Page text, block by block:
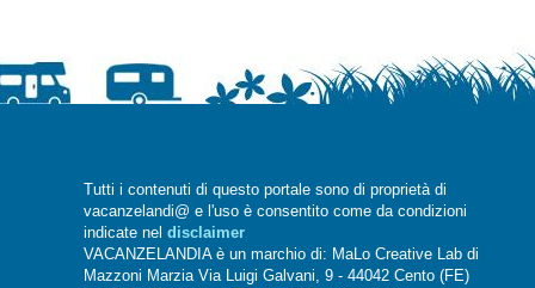
Tutti i contenuti di questo portale sono di proprietà di
vacanzelandi@ e l'uso è consentito come da condizioni
indicate nel disclaimer
VACANZELANDIA è un marchio di: MaLo Creative Lab di
Mazzoni Marzia Via Luigi Galvani, 9 - 44042 Cento (FE)